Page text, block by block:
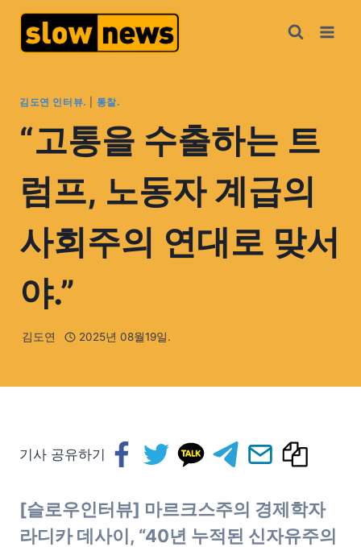
김도연 인터뷰. 통찰.
“고통을 수출하는 트
럼프, 노동자 계급의
사회주의 연대로 맞서
야.”
김도연 2025년 08월19일.
기사 공유하기
[슬로우인터뷰] 마르크스주의 경제학자
라디카 데사이, “40년 누적된 신자유주의